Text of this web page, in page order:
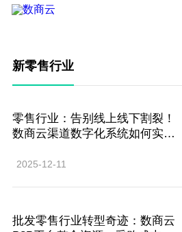
新零售行业
零售行业：告别线上线下割裂！
数商云渠道数字化系统如何实现
2025-12-11
批发零售行业转型奇迹：数商云